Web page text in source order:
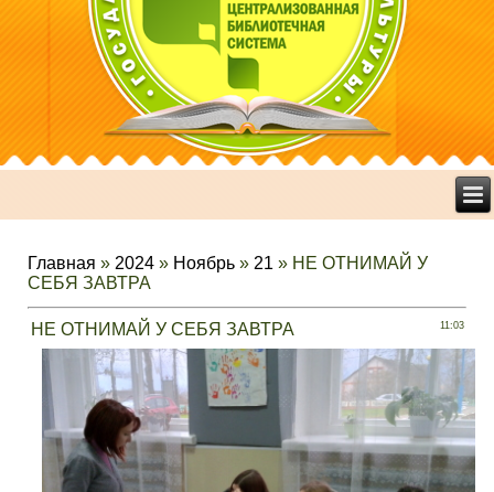
Главная » 2024 » Ноябрь » 21 » НЕ ОТНИМАЙ У
СЕБЯ ЗАВТРА
11:03
НЕ ОТНИМАЙ У СЕБЯ ЗАВТРА